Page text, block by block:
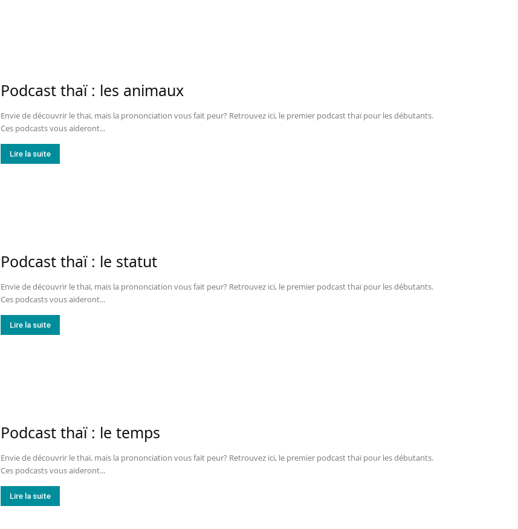
Podcast thaï : les animaux
Envie de découvrir le thaï, mais la prononciation vous fait peur? Retrouvez ici, le premier podcast thaï pour les débutants.
Ces podcasts vous aideront...
Lire la suite
Podcast thaï : le statut
Envie de découvrir le thaï, mais la prononciation vous fait peur? Retrouvez ici, le premier podcast thaï pour les débutants.
Ces podcasts vous aideront...
Lire la suite
Podcast thaï : le temps
Envie de découvrir le thaï, mais la prononciation vous fait peur? Retrouvez ici, le premier podcast thaï pour les débutants.
Ces podcasts vous aideront...
Lire la suite